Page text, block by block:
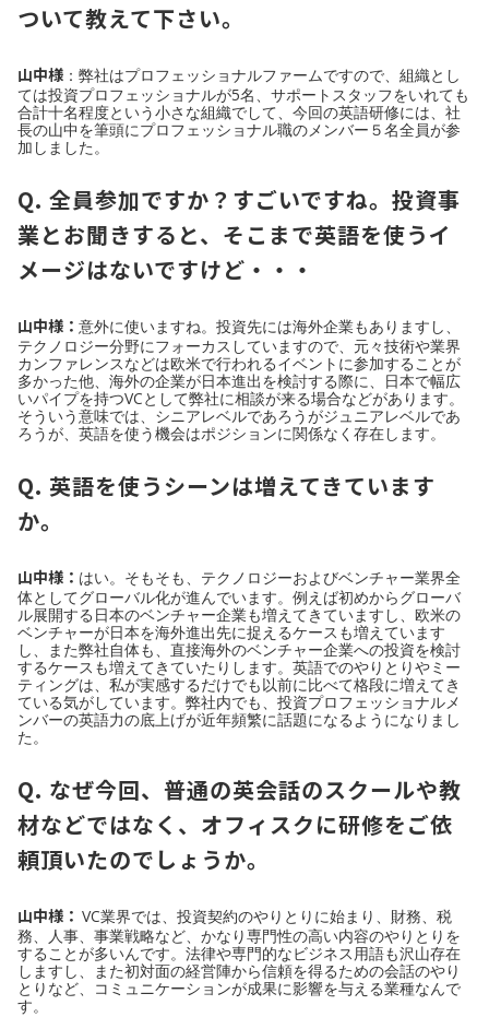
ついて教えて下さい。
山中様 ：弊社はプロフェッショナルファームですので、組織とし
ては投資プロフェッショナルが5名、サポートスタッフをいれても
合計十名程度という小さな組織でして、今回の英語研修には、社
長の山中を筆頭にプロフェッショナル職のメンバー５名全員が参
加しました。
Q. 全員参加ですか？すごいですね。投資事
業とお聞きすると、そこまで英語を使うイ
メージはないですけど・・・
山中様： 意外に使いますね。投資先には海外企業もありますし、
テクノロジー分野にフォーカスしていますので、元々技術や業界
カンファレンスなどは欧米で行われるイベントに参加することが
多かった他、海外の企業が日本進出を検討する際に、日本で幅広
いパイプを持つVCとして弊社に相談が来る場合などがあります。
そういう意味では、シニアレベルであろうがジュニアレベルであ
ろうが、英語を使う機会はポジションに関係なく存在します。
Q. 英語を使うシーンは増えてきています
か。
山中様： はい。そもそも、テクノロジーおよびベンチャー業界全
体としてグローバル化が進んでいます。例えば初めからグローバ
ル展開する日本のベンチャー企業も増えてきていますし、欧米の
ベンチャーが日本を海外進出先に捉えるケースも増えています
し、また弊社自体も、直接海外のベンチャー企業への投資を検討
するケースも増えてきていたりします。英語でのやりとりやミー
ティングは、私が実感するだけでも以前に比べて格段に増えてき
ている気がしています。弊社内でも、投資プロフェッショナルメ
ンバーの英語力の底上げが近年頻繁に話題になるようになりまし
た。
Q. なぜ今回、普通の英会話のスクールや教
材などではなく、オフィスクに研修をご依
頼頂いたのでしょうか。
山中様： VC業界では、投資契約のやりとりに始まり、財務、税
務、人事、事業戦略など、かなり専門性の高い内容のやりとりを
することが多いんです。法律や専門的なビジネス用語も沢山存在
しますし、また初対面の経営陣から信頼を得るための会話のやり
とりなど、コミュニケーションが成果に影響を与える業種なんで
す。